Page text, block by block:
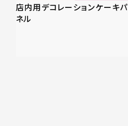
店内用デコレーションケーキパ
ネル